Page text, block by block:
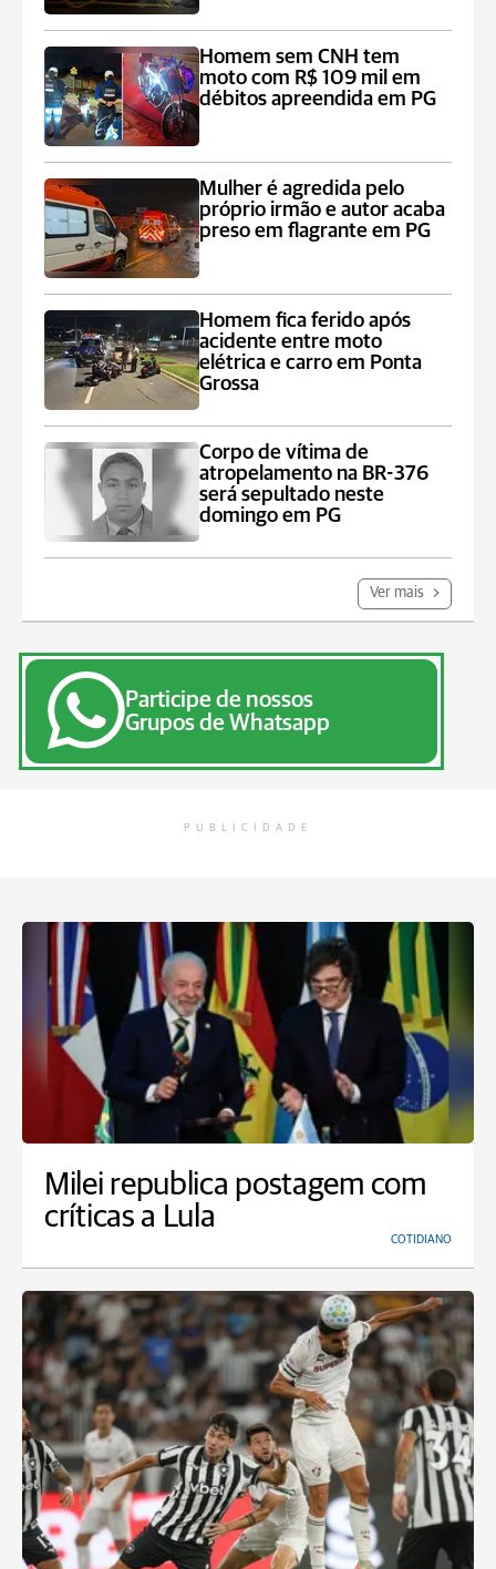
Homem sem CNH tem
moto com R$ 109 mil em
débitos apreendida em PG
Mulher é agredida pelo
próprio irmão e autor acaba
preso em flagrante em PG
Homem fica ferido após
acidente entre moto
elétrica e carro em Ponta
Grossa
Corpo de vítima de
atropelamento na BR-376
será sepultado neste
domingo em PG
Ver mais
Participe de nossos
Grupos de Whatsapp
PUBLICIDADE
Milei republica postagem com
críticas a Lula
COTIDIANO